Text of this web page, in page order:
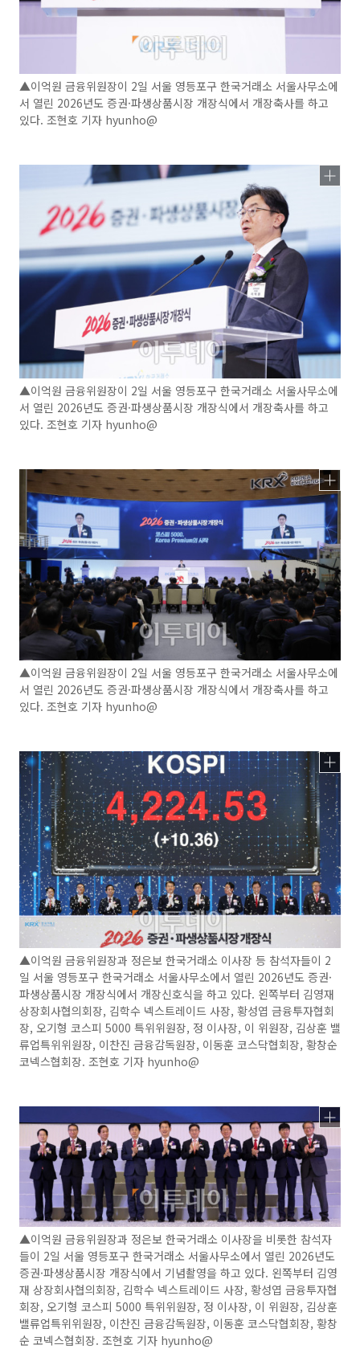
▲이억원 금융위원장이 2일 서울 영등포구 한국거래소 서울사무소에
서 열린 2026년도 증권·파생상품시장 개장식에서 개장축사를 하고
있다. 조현호 기자 hyunho@
▲이억원 금융위원장이 2일 서울 영등포구 한국거래소 서울사무소에
서 열린 2026년도 증권·파생상품시장 개장식에서 개장축사를 하고
있다. 조현호 기자 hyunho@
▲이억원 금융위원장이 2일 서울 영등포구 한국거래소 서울사무소에
서 열린 2026년도 증권·파생상품시장 개장식에서 개장축사를 하고
있다. 조현호 기자 hyunho@
▲이억원 금융위원장과 정은보 한국거래소 이사장 등 참석자들이 2
일 서울 영등포구 한국거래소 서울사무소에서 열린 2026년도 증권·
파생상품시장 개장식에서 개장신호식을 하고 있다. 왼쪽부터 김영재
상장회사협의회장, 김학수 넥스트레이드 사장, 황성엽 금융투자협회
장, 오기형 코스피 5000 특위위원장, 정 이사장, 이 위원장, 김상훈 밸
류업특위위원장, 이찬진 금융감독원장, 이동훈 코스닥협회장, 황창순
코넥스협회장. 조현호 기자 hyunho@
▲이억원 금융위원장과 정은보 한국거래소 이사장을 비롯한 참석자
들이 2일 서울 영등포구 한국거래소 서울사무소에서 열린 2026년도
증권·파생상품시장 개장식에서 기념촬영을 하고 있다. 왼쪽부터 김영
재 상장회사협의회장, 김학수 넥스트레이드 사장, 황성엽 금융투자협
회장, 오기형 코스피 5000 특위위원장, 정 이사장, 이 위원장, 김상훈
밸류업특위위원장, 이찬진 금융감독원장, 이동훈 코스닥협회장, 황창
순 코넥스협회장. 조현호 기자 hyunho@